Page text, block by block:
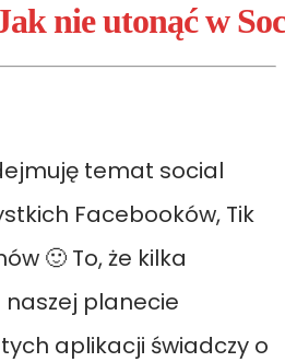
nieutonąćw
temat social
Facebooków, Tik
🙂 To, że kilka
planecie
aplikacji świadczy o